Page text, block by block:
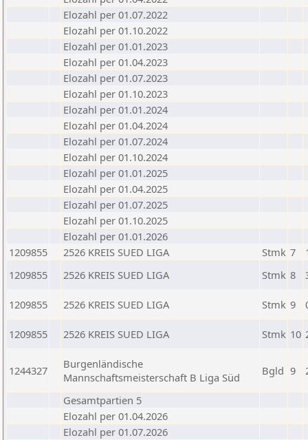
Elozahl per 01.07.2022
Elozahl per 01.10.2022
Elozahl per 01.01.2023
Elozahl per 01.04.2023
Elozahl per 01.07.2023
Elozahl per 01.10.2023
Elozahl per 01.01.2024
Elozahl per 01.04.2024
Elozahl per 01.07.2024
Elozahl per 01.10.2024
Elozahl per 01.01.2025
Elozahl per 01.04.2025
Elozahl per 01.07.2025
Elozahl per 01.10.2025
Elozahl per 01.01.2026
1209855
2526 KREIS SUED LIGA Stmk 7
1209855
2526 KREIS SUED LIGA Stmk 8
1209855 2526 KREIS SUED LIGA Stmk 9
1209855 2526 KREIS SUED LIGA Stmk 10
1244327
Burgenländische
Mannschaftsmeisterschaft B Liga Süd
Bgld 9
Gesamtpartien 5
Elozahl per 01.04.2026
Elozahl per 01.07.2026